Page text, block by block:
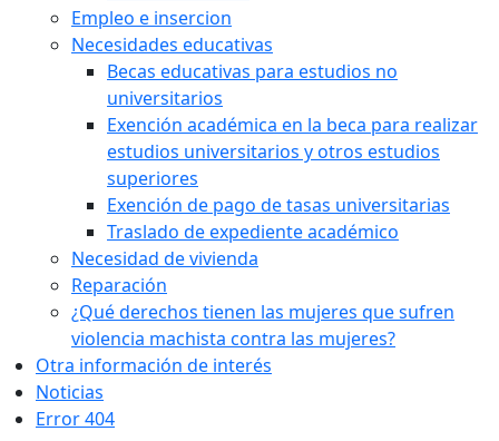
Empleo e insercion
Necesidades educativas
Becas educativas para estudios no
universitarios
Exención académica en la beca para realizar
estudios universitarios y otros estudios
superiores
Exención de pago de tasas universitarias
Traslado de expediente académico
Necesidad de vivienda
Reparación
¿Qué derechos tienen las mujeres que sufren
violencia machista contra las mujeres?
Otra información de interés
Noticias
Error 404